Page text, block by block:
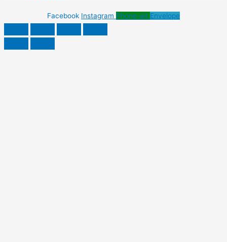
Facebook Instagram Phone-alt Envelope